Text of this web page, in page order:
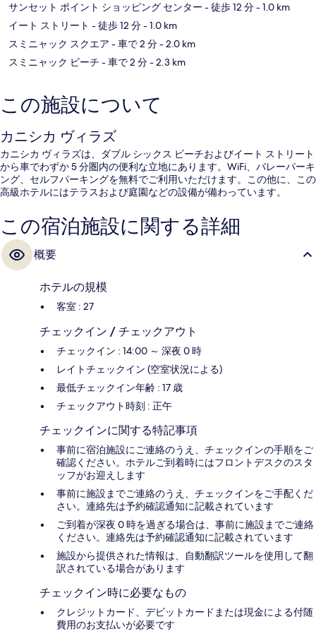
サンセット ポイント ショッピング センター - 徒歩 12 分- 1.0 km
イート ストリート - 徒歩 12 分- 1.0 km
スミニャック スクエア - 車で 2 分- 2.0 km
スミニャック ビーチ - 車で 2 分- 2.3 km
この施設について
カニシカ ヴィラズ
カニシカ ヴィラズは、ダブル シックス ビーチおよびイート ストリート
から車でわずか 5 分圏内の便利な立地にあります。WiFi、バレーパーキ
ング、セルフパーキングを無料でご利用いただけます。この他に、この
高級ホテルにはテラスおよび庭園などの設備が備わっています。
この宿泊施設に関する詳細
概要
ホテルの規模
客室 : 27
チェックイン / チェックアウト
チェックイン : 14:00 ～ 深夜 0 時
レイトチェックイン (空室状況による)
最低チェックイン年齢 : 17 歳
チェックアウト時刻 : 正午
チェックインに関する特記事項
事前に宿泊施設にご連絡のうえ、チェックインの手順をご
確認ください。ホテルご到着時にはフロントデスクのスタ
ッフがお迎えします
事前に施設までご連絡のうえ、チェックインをご手配くだ
さい。連絡先は予約確認通知に記載されています
ご到着が深夜 0 時を過ぎる場合は、事前に施設までご連絡
ください。連絡先は予約確認通知に記載されています
施設から提供された情報は、自動翻訳ツールを使用して翻
訳されている場合があります
チェックイン時に必要なもの
クレジットカード、デビットカードまたは現金による付随
費用のお支払いが必要です